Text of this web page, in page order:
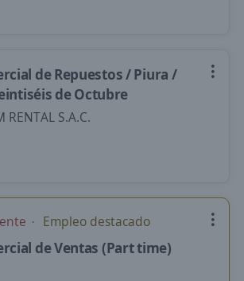
de Repuestos / Piura /
de Octubre
RENTAL S.A.C.
Empleo destacado
de Ventas (Part time)